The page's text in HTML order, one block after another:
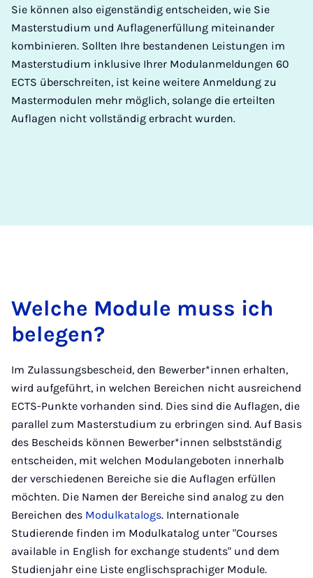
Sie können also eigenständig entscheiden, wie Sie
Masterstudium und Auflagenerfüllung miteinander
kombinieren. Sollten Ihre bestandenen Leistungen im
Masterstudium inklusive Ihrer Modulanmeldungen 60
ECTS überschreiten, ist keine weitere Anmeldung zu
Mastermodulen mehr möglich, solange die erteilten
Auflagen nicht vollständig erbracht wurden.
Welche Module muss ich
belegen?
Im Zulassungsbescheid, den Bewerber*innen erhalten,
wird aufgeführt, in welchen Bereichen nicht ausreichend
ECTS-Punkte vorhanden sind. Dies sind die Auflagen, die
parallel zum Masterstudium zu erbringen sind. Auf Basis
des Bescheids können Bewerber*innen selbstständig
entscheiden, mit welchen Modulangeboten innerhalb
der verschiedenen Bereiche sie die Auflagen erfüllen
möchten. Die Namen der Bereiche sind analog zu den
Bereichen des Modulkatalogs. Internationale
Studierende finden im Modulkatalog unter "Courses
available in English for exchange students" und dem
Studienjahr eine Liste englischsprachiger Module.